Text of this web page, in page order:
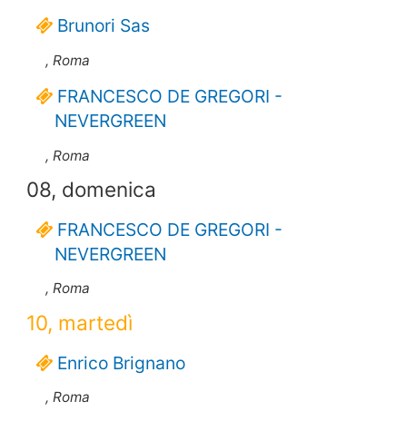
Brunori Sas
, Roma
FRANCESCO DE GREGORI -
NEVERGREEN
, Roma
08, domenica
FRANCESCO DE GREGORI -
NEVERGREEN
, Roma
10, martedì
Enrico Brignano
, Roma